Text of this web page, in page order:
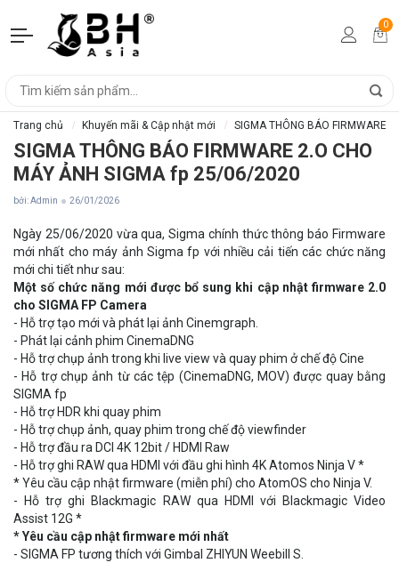
0
Trang chủ Khuyến mãi & Cập nhật mới SIGMA THÔNG BÁO FIRMWARE
SIGMA THÔNG BÁO FIRMWARE 2.O CHO
MÁY ẢNH SIGMA fp 25/06/2020
bởi: Admin 26/01/2026
Ngày 25/06/2020 vừa qua, Sigma chính thức thông báo Firmware
mới nhất cho máy ảnh Sigma fp với nhiều cải tiến các chức năng
mới chi tiết như sau:
Một số chức năng mới được bổ sung khi cập nhật firmware 2.0
cho SIGMA FP Camera
- Hỗ trợ tạo mới và phát lại ảnh Cinemgraph.
- Phát lại cảnh phim CinemaDNG
- Hỗ trợ chụp ảnh trong khi live view và quay phim ở chế độ Cine
- Hỗ trợ chụp ảnh từ các tệp (CinemaDNG, MOV) được quay bằng
SIGMA fp
- Hỗ trợ HDR khi quay phim
- Hỗ trợ chụp ảnh, quay phim trong chế độ viewfinder
- Hỗ trợ đầu ra DCI 4K 12bit / HDMI Raw
- Hỗ trợ ghi RAW qua HDMI với đầu ghi hình 4K Atomos Ninja V *
* Yêu cầu cập nhật firmware (miễn phí) cho AtomOS cho Ninja V.
- Hỗ trợ ghi Blackmagic RAW qua HDMI với Blackmagic Video
Assist 12G *
* Yêu cầu cập nhật firmware mới nhất
- SIGMA FP tương thích với Gimbal ZHIYUN Weebill S.